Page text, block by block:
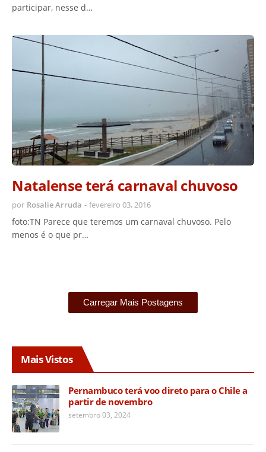
participar, nesse d…
Natalense terá carnaval chuvoso
por Rosalie Arruda - fevereiro 03, 2016
foto:TN Parece que teremos um carnaval chuvoso. Pelo
menos é o que pr…
Carregar Mais Postagens
Mais Vistos
Pernambuco terá voo direto para o Chile a
partir de novembro
setembro 03, 2024